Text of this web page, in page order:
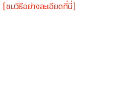
[ชมวิธีอย่างละเอียดที่นี่]